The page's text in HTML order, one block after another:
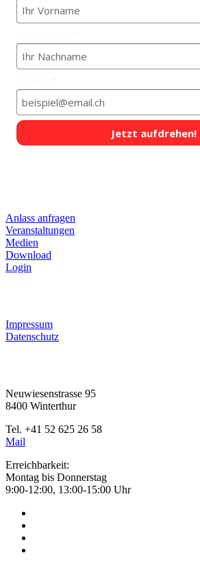
Jetzt aufdrehen!
Anlass anfragen
Veranstaltungen
Medien
Download
Login
Impressum
Datenschutz
Neuwiesenstrasse 95
8400 Winterthur
Tel. +41 52 625 26 58
Mail
Erreichbarkeit:
Montag bis Donnerstag
9:00-12:00, 13:00-15:00 Uhr